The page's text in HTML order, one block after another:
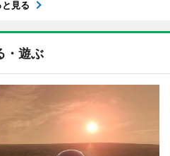
と見る
・遊ぶ